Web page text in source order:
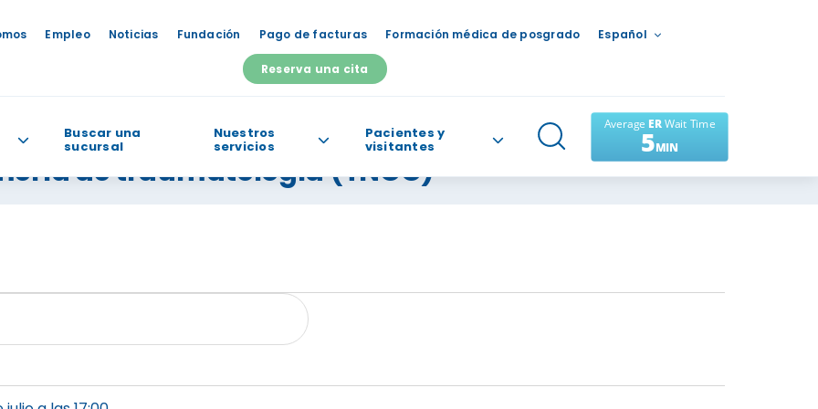
Empleo Noticias Fundación Pago de facturas Formación médica de posgrado Español
Reserva una cita
Buscar una
sucursal
Nuestros
servicios
Pacientes y
visitantes
ayudarte?
de traumatología (TNCC)